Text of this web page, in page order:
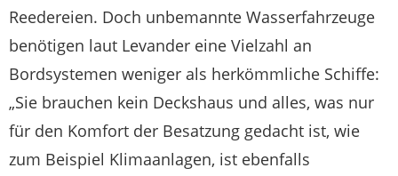
Reedereien. Doch unbemannte Wasserfahrzeuge
benötigen laut Levander eine Vielzahl an
Bordsystemen weniger als herkömmliche Schiffe:
„Sie brauchen kein Deckshaus und alles, was nur
für den Komfort der Besatzung gedacht ist, wie
zum Beispiel Klimaanlagen, ist ebenfalls